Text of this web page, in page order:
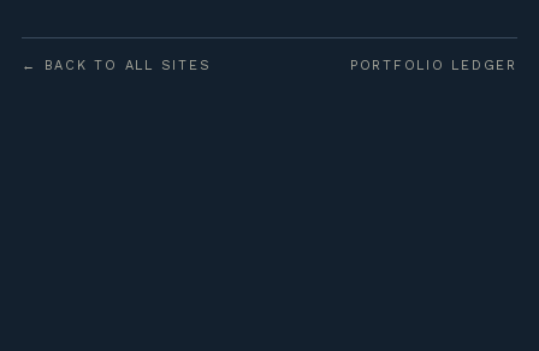
← BACK TO ALL SITES PORTFOLIO LEDGER